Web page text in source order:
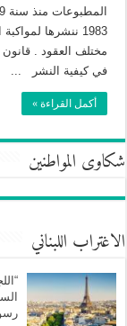
1983 ننشرها
في كيفية النشر ...
أكمل القراءة »
شكاوى المواطنين
الاغتراب اللبناني